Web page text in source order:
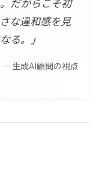
な違和感を見
る。」
— 生成AI顧問の視点